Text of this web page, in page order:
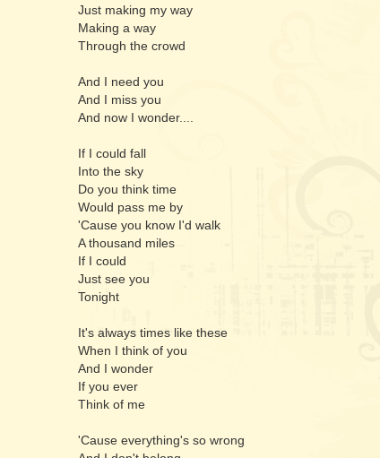
Just making my way
Making a way
Through the crowd
And I need you
And I miss you
And now I wonder....
If I could fall
Into the sky
Do you think time
Would pass me by
'Cause you know I'd walk
A thousand miles
If I could
Just see you
Tonight
It's always times like these
When I think of you
And I wonder
If you ever
Think of me
'Cause everything's so wrong